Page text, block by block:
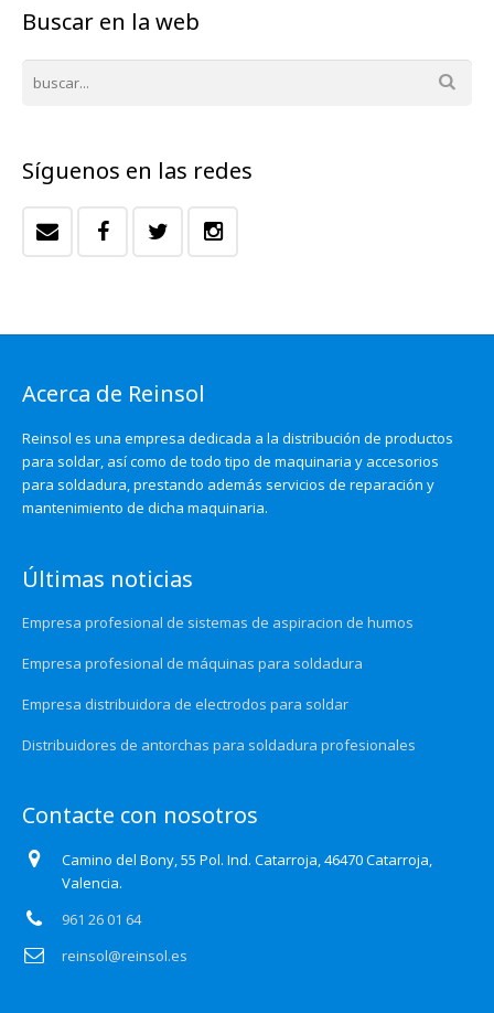
Buscar en la web
Síguenos en las redes
Acerca de Reinsol
Reinsol es una empresa dedicada a la distribución de productos
para soldar, así como de todo tipo de maquinaria y accesorios
para soldadura, prestando además servicios de reparación y
mantenimiento de dicha maquinaria.
Últimas noticias
Empresa profesional de sistemas de aspiracion de humos
Empresa profesional de máquinas para soldadura
Empresa distribuidora de electrodos para soldar
Distribuidores de antorchas para soldadura profesionales
Contacte con nosotros
Camino del Bony, 55 Pol. Ind. Catarroja, 46470 Catarroja,
Valencia.
961 26 01 64
reinsol@reinsol.es